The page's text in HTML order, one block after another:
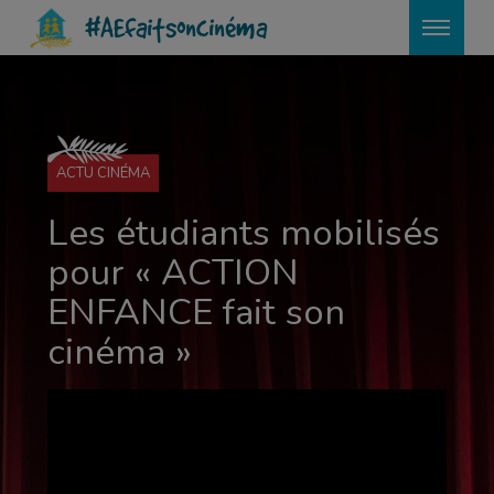
#AEfaitsoncinéma
ACTU CINÉMA
Les étudiants mobilisés
pour « ACTION
ENFANCE fait son
cinéma »